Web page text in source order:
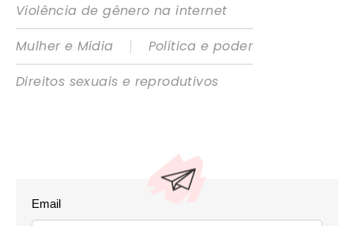
Violência de gênero na internet
Mulher e Mídia
|
Política e poder
Direitos sexuais e reprodutivos